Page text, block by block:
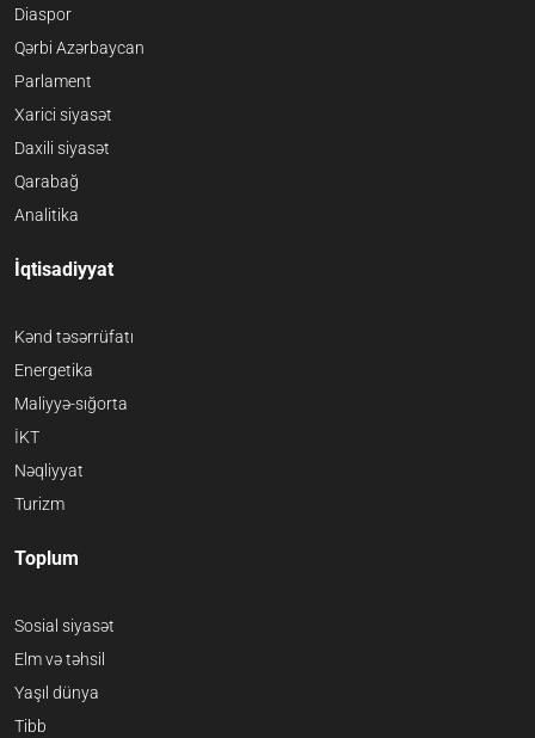
Diaspor
Qərbi Azərbaycan
Parlament
Xarici siyasət
Daxili siyasət
Qarabağ
Analitika
İqtisadiyyat
Kənd təsərrüfatı
Energetika
Maliyyə-sığorta
İKT
Nəqliyyat
Turizm
Toplum
Sosial siyasət
Elm və təhsil
Yaşıl dünya
Tibb